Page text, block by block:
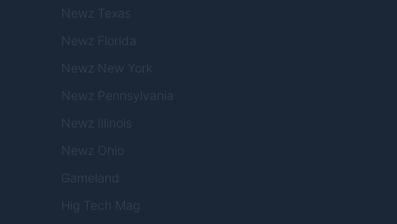
Newz Texas
Newz Florida
Newz New York
Newz Pennsylvania
Newz Illinois
Newz Ohio
Gameland
Hig Tech Mag